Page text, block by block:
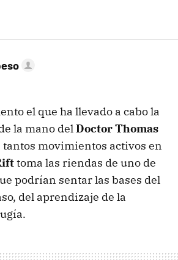
el que ha llevado a cabo la
la mano delDoctor Thomas
tantos movimientos activos en
toma las riendas de uno de
podrían sentar las bases del
del aprendizaje de la